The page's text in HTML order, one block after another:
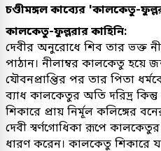
চণ্ডীমঙ্গল কাব্যের 'কালকেতু-
কালকেতু-ফুল্লরার কাহিনি:
দেবীর অনুরোধে শিব তার ভক্ত
পাঠান। নীলাম্বর কালকেতু হয়ে
যৌবনপ্রাপ্তির পর তার পিতা
ব্যাধ কালকেতুর অতি দরিদ্র
শিকারে প্রায় নির্মূল কলিঙ্গের
দেবী স্বর্ণগোধিকা রূপে
ধারণ করেন। কালকেতু শিকারে